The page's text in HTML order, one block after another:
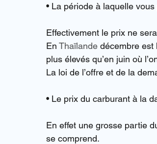
• La période à laquelle
Effectivement le prix ne
En Thaïlande décembre est
plus élevés qu’en juin où
La loi de l’offre et de la
• Le prix du carburant à la
En effet une grosse partie
se comprend.